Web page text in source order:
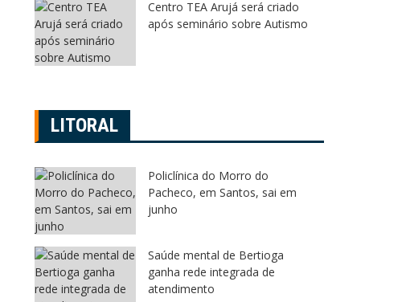
Centro TEA Arujá será criado
após seminário sobre Autismo
LITORAL
Policlínica do Morro do
Pacheco, em Santos, sai em
junho
Saúde mental de Bertioga
ganha rede integrada de
atendimento